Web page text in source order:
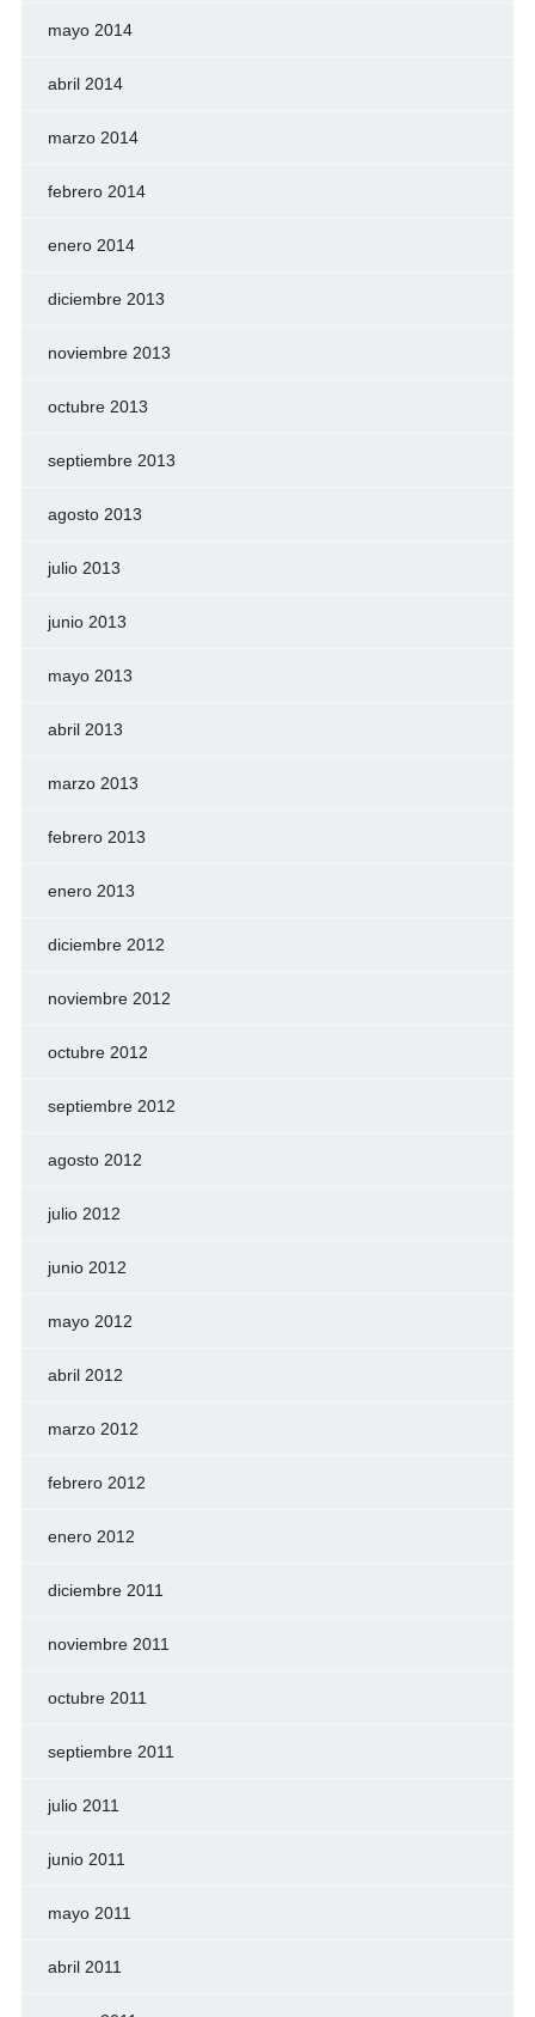
mayo 2014
abril 2014
marzo 2014
febrero 2014
enero 2014
diciembre 2013
noviembre 2013
octubre 2013
septiembre 2013
agosto 2013
julio 2013
junio 2013
mayo 2013
abril 2013
marzo 2013
febrero 2013
enero 2013
diciembre 2012
noviembre 2012
octubre 2012
septiembre 2012
agosto 2012
julio 2012
junio 2012
mayo 2012
abril 2012
marzo 2012
febrero 2012
enero 2012
diciembre 2011
noviembre 2011
octubre 2011
septiembre 2011
julio 2011
junio 2011
mayo 2011
abril 2011